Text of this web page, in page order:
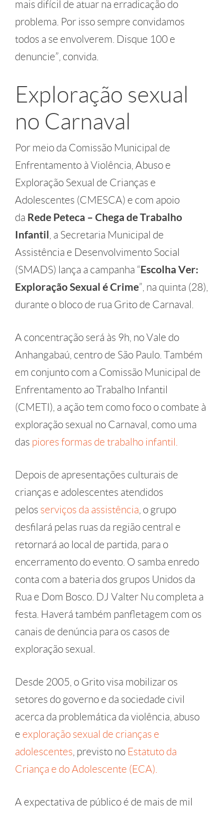
mais difícil de atuar na erradicação do
problema. Por isso sempre convidamos
todos a se envolverem. Disque 100 e
denuncie”, convida.
Exploração sexual
no Carnaval
Por meio da Comissão Municipal de
Enfrentamento à Violência, Abuso e
Exploração Sexual de Crianças e
Adolescentes (CMESCA) e com apoio
da Rede Peteca – Chega de Trabalho
Infantil , a Secretaria Municipal de
Assistência e Desenvolvimento Social
(SMADS) lança a campanha “Escolha Ver:
Exploração Sexual é Crime”, na quinta (28),
durante o bloco de rua Grito de Carnaval.
A concentração será às 9h, no Vale do
Anhangabaú, centro de São Paulo. Também
em conjunto com a Comissão Municipal de
Enfrentamento ao Trabalho Infantil
(CMETI), a ação tem como foco o combate à
exploração sexual no Carnaval, como uma
das piores formas de trabalho infantil.
Depois de apresentações culturais de
crianças e adolescentes atendidos
pelos serviços da assistência , o grupo
desfilará pelas ruas da região central e
retornará ao local de partida, para o
encerramento do evento. O samba enredo
conta com a bateria dos grupos Unidos da
Rua e Dom Bosco. DJ Valter Nu completa a
festa. Haverá também panfletagem com os
canais de denúncia para os casos de
exploração sexual.
Desde 2005, o Grito visa mobilizar os
setores do governo e da sociedade civil
acerca da problemática da violência, abuso
e exploração sexual de crianças e
adolescentes , previsto no Estatuto da
Criança e do Adolescente (ECA).
A expectativa de público é de mais de mil